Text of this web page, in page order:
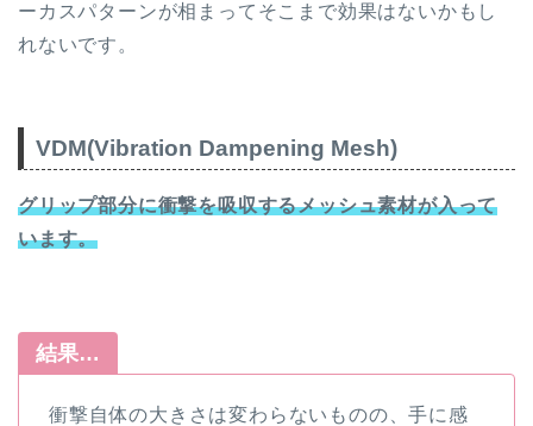
ーカスパターンが相まってそこまで効果はないかもし
れないです。
VDM(Vibration Dampening Mesh)
グリップ部分に衝撃を吸収するメッシュ素材が入って
います。
結果…
衝撃自体の大きさは変わらないものの、手に感